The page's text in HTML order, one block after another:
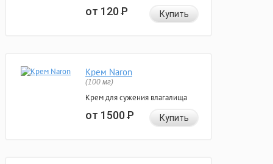
от 120Р Купить
Крем Naron
(100 мг)
Крем для сужения влагалища
от 1500Р Купить